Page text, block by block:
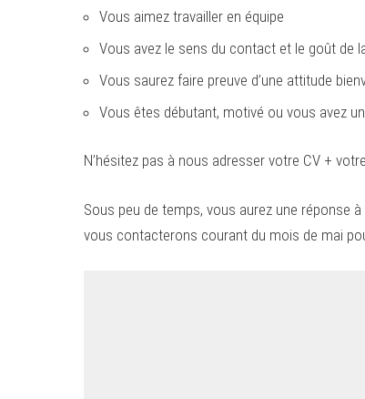
Vous aimez travailler en équipe
Vous avez le sens du contact et le goût de
Vous saurez faire preuve d’une attitude
Vous êtes débutant, motivé ou vous avez
N’hésitez pas à nous adresser votre CV +
Sous peu de temps, vous aurez une réponse
vous contacterons courant du mois de mai